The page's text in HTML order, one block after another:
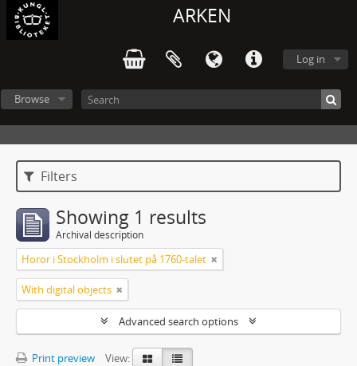
ARKEN
Log in
Browse
Filters
Showing 1 results
Archival description
Horor i Stockholm i slutet på 1760-talet
With digital objects
Advanced search options
Print preview
View: